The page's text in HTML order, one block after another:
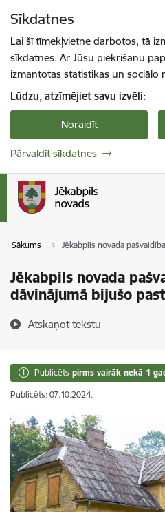
Sīkdatnes
Lai šī tīmekļvietne darbotos, tā
sīkdatnes. Ar Jūsu piekrišanu
izmantotas statistikas un sociālo
Lūdzu, atzīmējiet savu izvēli:
Noraidīt
Pārvaldīt sīkdatnes
Sākums Jēkabpils novada
Jēkabpils novada
dāvinājumā bijušo
Atskaņot tekstu
Publicēts pirms vairāk nekā 1
Publicēts: 07.10.2024.